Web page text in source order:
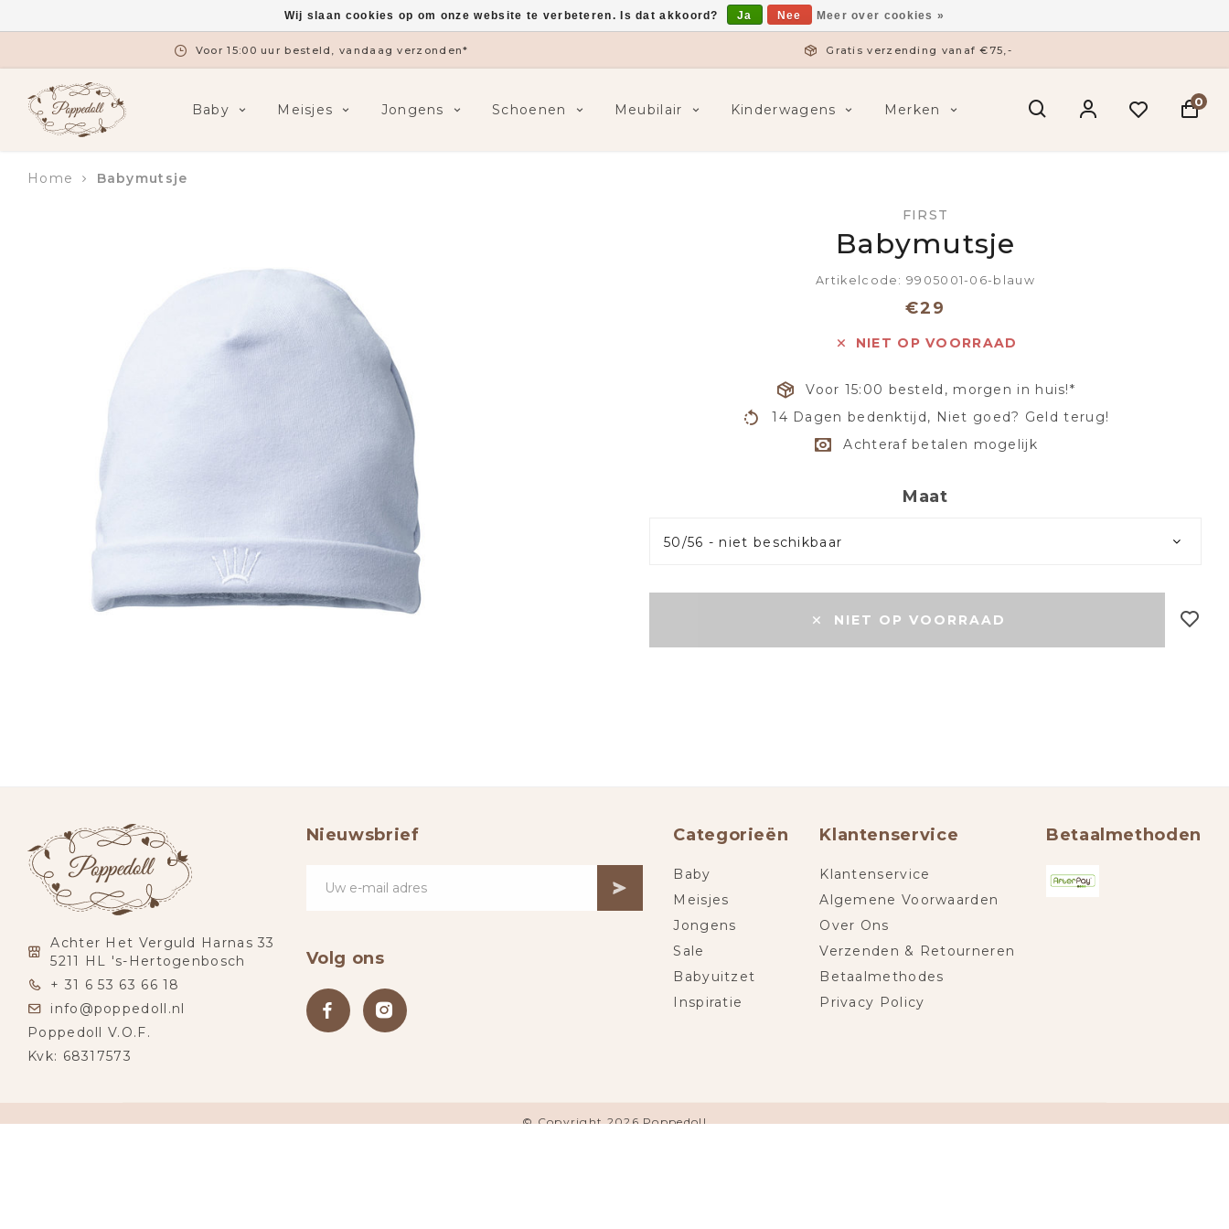
Voor 15:00 uur besteld, vandaag verzonden* Gratis verzending vanaf €75,-
Baby Meisjes Jongens Schoenen Meubilair Kinderwagens Merken 0
Home Babymutsje
FIRST
Babymutsje
Artikelcode: 9905001-06-blauw
€29
NIET OP VOORRAAD
Voor 15:00 besteld, morgen in huis!*
14 Dagen bedenktijd, Niet goed? Geld terug!
Achteraf betalen mogelijk
Maat
50/56 - niet beschikbaar
NIET OP VOORRAAD
Achter Het Verguld Harnas 33
5211 HL 's-Hertogenbosch
+ 31 6 53 63 66 18
info@poppedoll.nl
Poppedoll V.O.F.
Kvk: 68317573
Nieuwsbrief
Volg ons
Categorieën
Baby
Meisjes
Jongens
Sale
Babyuitzet
Inspiratie
Klantenservice
Klantenservice
Algemene Voorwaarden
Over Ons
Verzenden & Retourneren
Betaalmethodes
Privacy Policy
Betaalmethoden
© Copyright 2026 Poppedoll
Wij slaan cookies op om onze website te verbeteren. Is dat akkoord? Ja Nee Meer over cookies »